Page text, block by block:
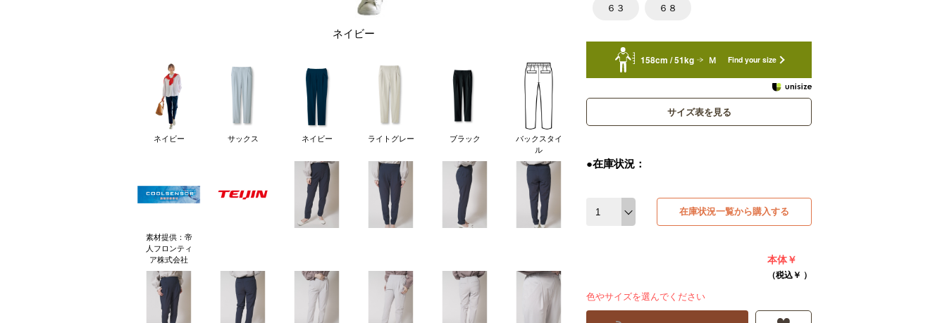
ネイビー
ネイビー サックス ネイビー ライトグレー ブラック
バックスタイ
ル
素材提供：帝
人フロンティ
ア株式会社
６３ ６８
158cm / 51kg Ｍ Find your size
サイズ表を見る
●在庫状況：
在庫状況一覧から購入する
本体￥
（税込￥ ）
色やサイズを選んでください